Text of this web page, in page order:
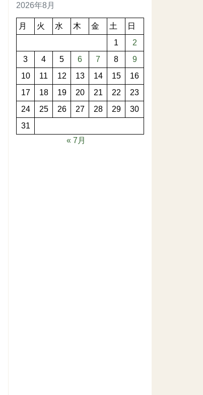
2026年8月
月 火 水 木 金 土
日
1
2
3
4 5 6 7 8
9
10
11 12 13 14 15
16
17
18 19 20 21 22
23
24
25 26 27 28 29
30
31
« 7月